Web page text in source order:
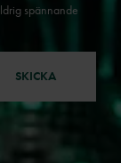
spännande
SKICKA